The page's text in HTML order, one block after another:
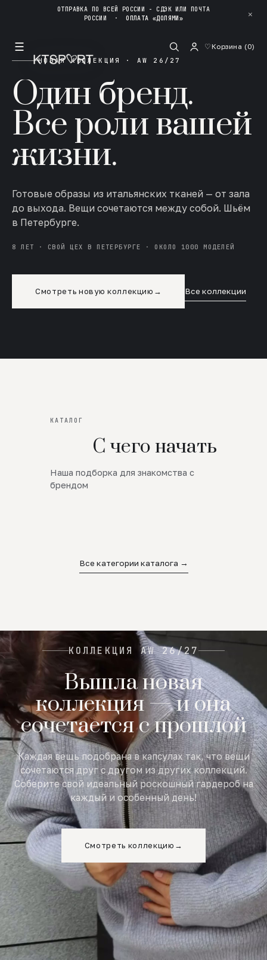
ОТПРАВКА ПО ВСЕЙ РОССИИ - СДЭК ИЛИ ПОЧТА
РОССИИ ·ОПЛАТА «ДОЛЯМИ» ✕
☰ ♡Корзина (0)
НОВАЯ КОЛЛЕКЦИЯ · AW 26/27
Один бренд.
Все роли вашей
жизни.
Готовые образы из итальянских тканей — от зала
до выхода. Вещи сочетаются между собой. Шьём
в Петербурге.
8 ЛЕТ · СВОЙ ЦЕХ В ПЕТЕРБУРГЕ · ОКОЛО 1000 МОДЕЛЕЙ
Смотреть новую коллекцию → Все коллекции
КАТАЛОГ
С чего начать
Наша подборка для знакомства с
брендом
Новинки
SALE
Все категории каталога →
КОЛЛЕКЦИЯ AW 26/27
Вышла новая
коллекция — и она
сочетается с прошлой
Каждая вещь подобрана в капсулах так, что вещи
сочетаются друг с другом из других коллекций.
Соберите свой идеальный роскошный гардероб на
каждый и особенный день!
Смотреть коллекцию →